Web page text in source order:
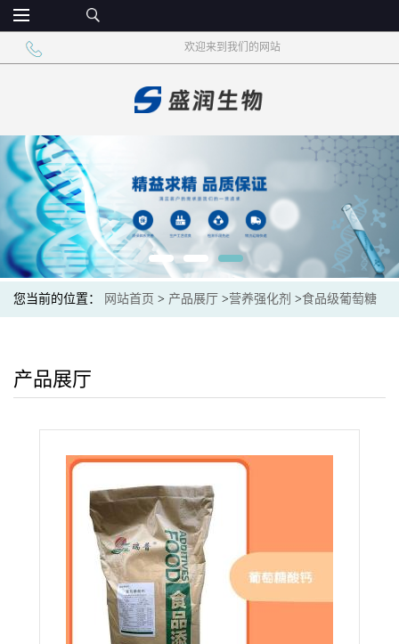
欢迎来到我们的网站
您当前的位置： 网站首页 > 产品展厅 >营养强化剂 >食品级葡萄糖
产品展厅